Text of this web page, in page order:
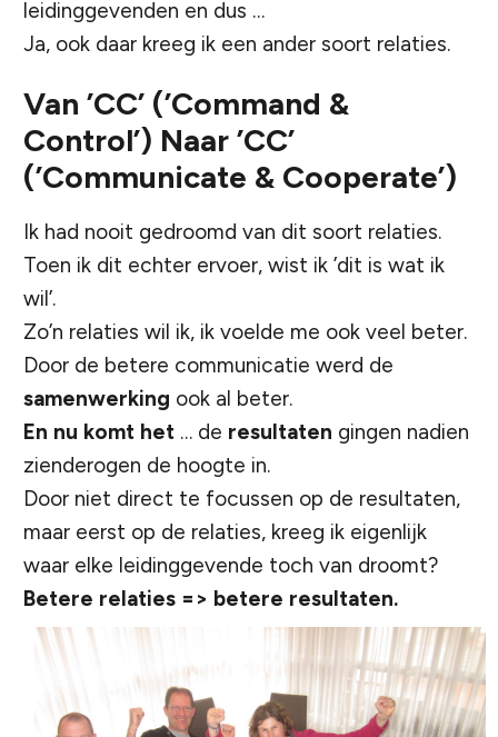
leidinggevenden en dus …
Ja, ook daar kreeg ik een ander soort relaties.
Van ’CC’ (’Command &
Control’) Naar ’CC’
(’Communicate & Cooperate’)
Ik had nooit gedroomd van dit soort relaties.
Toen ik dit echter ervoer, wist ik ’dit is wat ik
wil’.
Zo’n relaties wil ik, ik voelde me ook veel beter.
Door de betere communicatie werd de
samenwerking ook al beter.
En nu komt het … de resultaten gingen nadien
zienderogen de hoogte in.
Door niet direct te focussen op de resultaten,
maar eerst op de relaties, kreeg ik eigenlijk
waar elke leidinggevende toch van droomt?
Betere relaties => betere resultaten.